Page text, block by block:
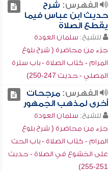
الفهرس: شرح
حديث ابن عباس فيما
يقطع الصلاة
للشيخ: سلمان العودة
جزء من محاضرة ( شرح بلوغ
المرام - كتاب الصلاة - باب سترة
المصلي - حديث 247-250)
الفهرس:مرجحات
أخرى لمذهب الجمهور
للشيخ: سلمان العودة
جزء من محاضرة ( شرح بلوغ
المرام - كتاب الصلاة - باب الحث
على الخشوع في الصلاة - حديث
251-255)